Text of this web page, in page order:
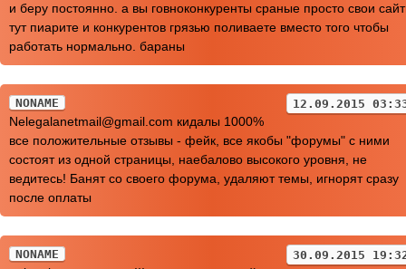
и беру постоянно. а вы говноконкуренты сраные просто свои
тут пиарите и конкурентов грязью поливаете вместо того чтобы
работать нормально. бараны
NONAME 12.09.2015
Nelegalanetmail@gmail.com кидалы 1000%
все положительные отзывы - фейк, все якобы "форумы" с ними
состоят из одной страницы, наебалово высокого уровня, не
ведитесь! Банят со своего форума, удаляют темы, игнорят сразу
после оплаты
NONAME 30.09.2015